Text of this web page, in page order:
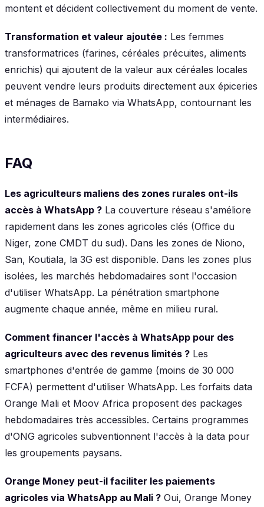
montent et décident collectivement du moment de vente.
Transformation et valeur ajoutée : Les femmes
transformatrices (farines, céréales précuites, aliments
enrichis) qui ajoutent de la valeur aux céréales locales
peuvent vendre leurs produits directement aux épiceries
et ménages de Bamako via WhatsApp, contournant les
intermédiaires.
FAQ
Les agriculteurs maliens des zones rurales ont-ils
accès à WhatsApp ? La couverture réseau s'améliore
rapidement dans les zones agricoles clés (Office du
Niger, zone CMDT du sud). Dans les zones de Niono,
San, Koutiala, la 3G est disponible. Dans les zones plus
isolées, les marchés hebdomadaires sont l'occasion
d'utiliser WhatsApp. La pénétration smartphone
augmente chaque année, même en milieu rural.
Comment financer l'accès à WhatsApp pour des
agriculteurs avec des revenus limités ? Les
smartphones d'entrée de gamme (moins de 30 000
FCFA) permettent d'utiliser WhatsApp. Les forfaits data
Orange Mali et Moov Africa proposent des packages
hebdomadaires très accessibles. Certains programmes
d'ONG agricoles subventionnent l'accès à la data pour
les groupements paysans.
Orange Money peut-il faciliter les paiements
agricoles via WhatsApp au Mali ? Oui, Orange Money